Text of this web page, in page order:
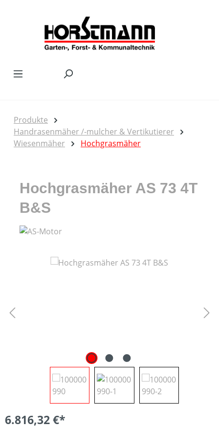
Produkte
Handrasenmäher /-mulcher & Vertikutierer
Wiesenmäher
Hochgrasmäher
Hochgrasmäher AS 73 4T
B&S
Bildergalerie überspringen
6.816,32 €*